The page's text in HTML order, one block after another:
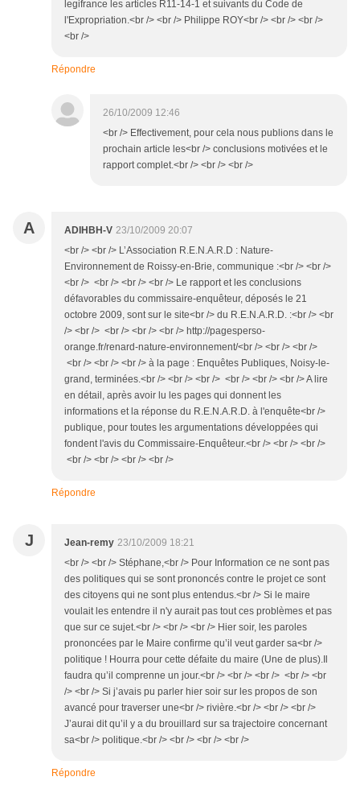
legifrance les articles R11-14-1 et suivants du Code de
l'Expropriation.<br /> <br /> Philippe ROY<br /> <br /> <br />
<br />
Répondre
26/10/2009 12:46
<br /> Effectivement, pour cela nous publions dans le
prochain article les<br /> conclusions motivées et le
rapport complet.<br /> <br /> <br />
A ADIHBH-V 23/10/2009 20:07
<br /> <br /> L’Association R.E.N.A.R.D : Nature-
Environnement de Roissy-en-Brie, communique :<br /> <br />
<br /> <br /> <br /> <br /> Le rapport et les conclusions
défavorables du commissaire-enquêteur, déposés le 21
octobre 2009, sont sur le site<br /> du R.E.N.A.R.D. :<br /> <br
/> <br /> <br /> <br /> <br /> http://pagesperso-
orange.fr/renard-nature-environnement/<br /> <br /> <br />
<br /> <br /> <br /> à la page : Enquêtes Publiques, Noisy-le-
grand, terminées.<br /> <br /> <br /> <br /> <br /> <br /> A lire
en détail, après avoir lu les pages qui donnent les
informations et la réponse du R.E.N.A.R.D. à l'enquête<br />
publique, pour toutes les argumentations développées qui
fondent l'avis du Commissaire-Enquêteur.<br /> <br /> <br />
<br /> <br /> <br /> <br />
Répondre
J Jean-remy 23/10/2009 18:21
<br /> <br /> Stéphane,<br /> Pour Information ce ne sont pas
des politiques qui se sont prononcés contre le projet ce sont
des citoyens qui ne sont plus entendus.<br /> Si le maire
voulait les entendre il n'y aurait pas tout ces problèmes et pas
que sur ce sujet.<br /> <br /> <br /> Hier soir, les paroles
prononcées par le Maire confirme qu’il veut garder sa<br />
politique ! Hourra pour cette défaite du maire (Une de plus).Il
faudra qu’il comprenne un jour.<br /> <br /> <br /> <br /> <br
/> <br /> Si j’avais pu parler hier soir sur les propos de son
avancé pour traverser une<br /> rivière.<br /> <br /> <br />
J’aurai dit qu’il y a du brouillard sur sa trajectoire concernant
sa<br /> politique.<br /> <br /> <br /> <br />
Répondre